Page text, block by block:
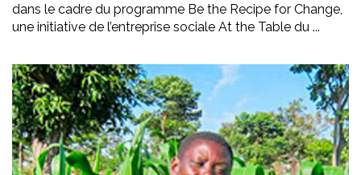
dans le cadre du programme Be the Recipe for Change,
une initiative de l’entreprise sociale At the Table du ...